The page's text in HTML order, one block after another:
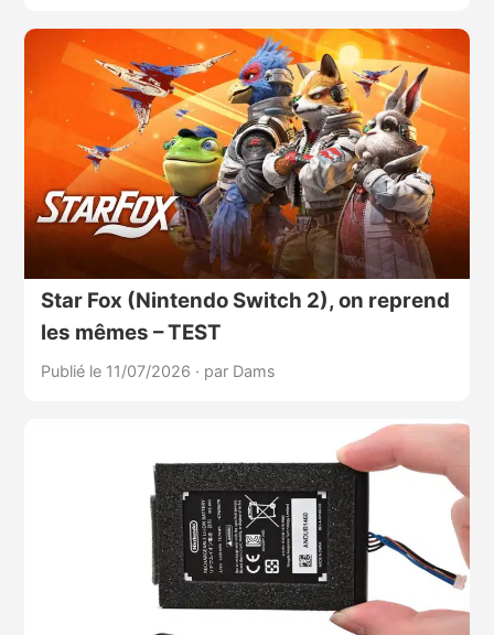
Star Fox (Nintendo Switch 2), on reprend
les mêmes – TEST
Publié le 11/07/2026 · par Dams